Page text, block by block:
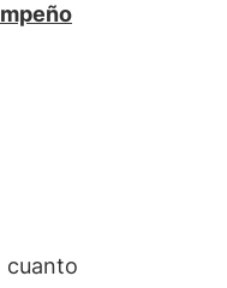
cuanto